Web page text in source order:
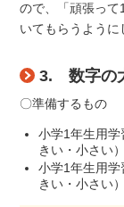
ので、「頑張っ
いてもらうように
3. 数字の
〇準備するもの
小学1年生用
きい・小さい
小学1年生用
きい・小さい